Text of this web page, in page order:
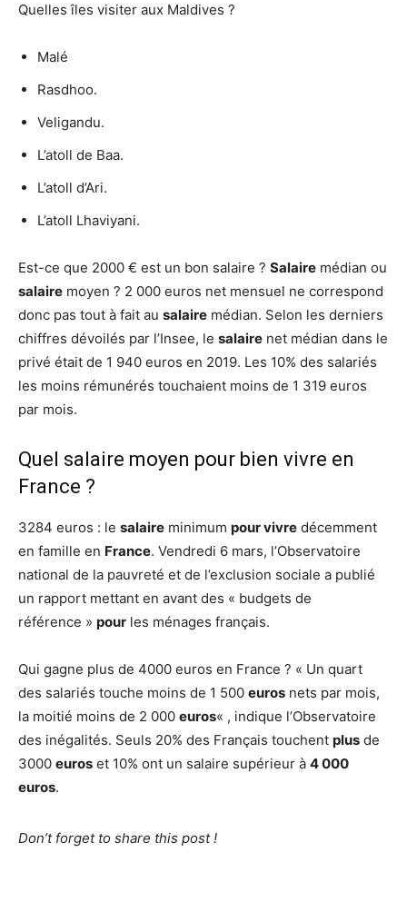
Quelles îles visiter aux Maldives ?
Malé
Rasdhoo.
Veligandu.
L’atoll de Baa.
L’atoll d’Ari.
L’atoll Lhaviyani.
Est-ce que 2000 € est un bon salaire ? Salaire médian ou
salaire moyen ? 2 000 euros net mensuel ne correspond
donc pas tout à fait au salaire médian. Selon les derniers
chiffres dévoilés par l’Insee, le salaire net médian dans le
privé était de 1 940 euros en 2019. Les 10% des salariés
les moins rémunérés touchaient moins de 1 319 euros
par mois.
Quel salaire moyen pour bien vivre en
France ?
3284 euros : le salaire minimum pour vivre décemment
en famille en France. Vendredi 6 mars, l’Observatoire
national de la pauvreté et de l’exclusion sociale a publié
un rapport mettant en avant des « budgets de
référence » pour les ménages français.
Qui gagne plus de 4000 euros en France ? « Un quart
des salariés touche moins de 1 500 euros nets par mois,
la moitié moins de 2 000 euros« , indique l’Observatoire
des inégalités. Seuls 20% des Français touchent plus de
3000 euros et 10% ont un salaire supérieur à 4 000
euros.
Don’t forget to share this post !